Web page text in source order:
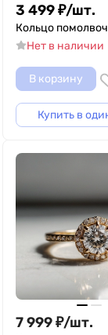
3 499₽/шт.
Кольцо
Нет в наличии
В корзину
Купить в
7 999₽/шт.